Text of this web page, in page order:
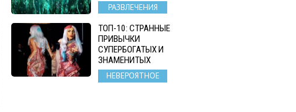
РАЗВЛЕЧЕНИЯ
ТОП-10: СТРАННЫЕ
ПРИВЫЧКИ
СУПЕРБОГАТЫХ И
ЗНАМЕНИТЫХ
НЕВЕРОЯТНОЕ